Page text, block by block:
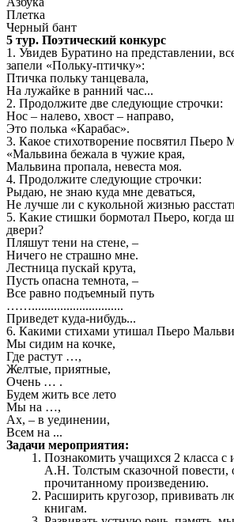
Плетка
Черный бант
5 тур. Поэтический конкурс
1. Увидев Буратино на представлении,
запели «Польку-птичку»:
Птичка польку танцевала,
Нa лужайке в ранний час...
2. Продолжите две следующие строчки:
Нос – налево, хвост – направо,
Это полька «Карабас».
3. Какое стихотворение посвятил Пьеро
«Мальвина бежала в чужие края,
Мальвина пропала, невеста моя.
4. Продолжите следующие строчки:
Рыдаю, не знаю куда мне деваться,
Не лучше ли с кукольной жизнью
5. Какие стишки бормотал Пьеро, когда
двери?
Пляшут тени на стене, –
Ничего не страшно мне.
Лестница пускай крута,
Пусть опасна темнота, –
Все равно подъемный путь
…….............................
Приведет куда-нибудь...
6. Какими стихами утишал Пьеро
Мы сидим на кочке,
Где paстут …,
Желтые, приятные,
Очень … .
Будем жить все лето
Мы на …,
Ах, – в уединении,
Всем на ...
Задачи мероприятия:
Познакомить учащихся 2 класса с
А.Н. Толстым сказочной повести,
прочитанному произведению.
Расширить кругозор, прививать
книгам.